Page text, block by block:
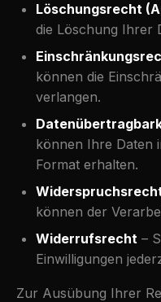
Löschungsrecht
die Löschung Ihrer
können die
verlangen.
können Ihre Daten
Format erhalten.
können der
Widerrufsrecht –
Einwilligungen
Zur Ausübung Ihrer